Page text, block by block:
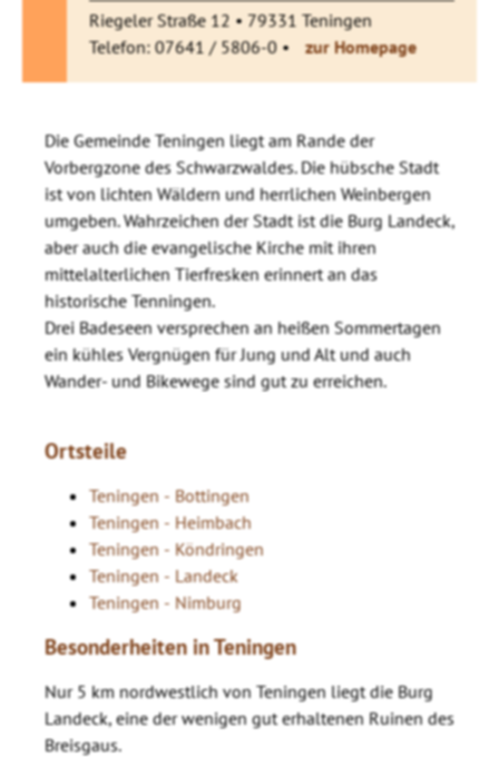
Riegeler Straße 12 • 79331 Teningen
Telefon: 07641 / 5806-0 •
zur Homepage
Die Gemeinde Teningen liegt am Rande der
Vorbergzone des Schwarzwaldes. Die hübsche Stadt
ist von lichten Wäldern und herrlichen Weinbergen
umgeben. Wahrzeichen der Stadt ist die Burg Landeck,
aber auch die evangelische Kirche mit ihren
mittelalterlichen Tierfresken erinnert an das
historische Tenningen.
Drei Badeseen versprechen an heißen Sommertagen
ein kühles Vergnügen für Jung und Alt und auch
Wander- und Bikewege sind gut zu erreichen.
Ortsteile
Teningen - Bottingen
Teningen - Heimbach
Teningen - Köndringen
Teningen - Landeck
Teningen - Nimburg
Besonderheiten in Teningen
Nur 5 km nordwestlich von Teningen liegt die Burg
Landeck, eine der wenigen gut erhaltenen Ruinen des
Breisgaus.